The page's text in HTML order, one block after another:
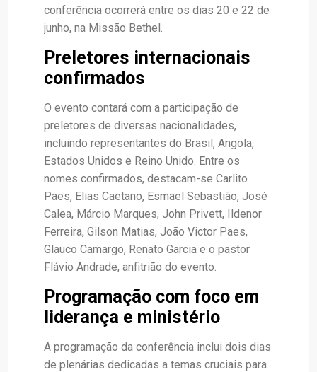
conferência ocorrerá entre os dias 20 e 22 de
junho, na Missão Bethel.
Preletores internacionais
confirmados
O evento contará com a participação de
preletores de diversas nacionalidades,
incluindo representantes do Brasil, Angola,
Estados Unidos e Reino Unido. Entre os
nomes confirmados, destacam-se Carlito
Paes, Elias Caetano, Esmael Sebastião, José
Calea, Márcio Marques, John Privett, Ildenor
Ferreira, Gilson Matias, João Victor Paes,
Glauco Camargo, Renato Garcia e o pastor
Flávio Andrade, anfitrião do evento.
Programação com foco em
liderança e ministério
A programação da conferência inclui dois dias
de plenárias dedicadas a temas cruciais para